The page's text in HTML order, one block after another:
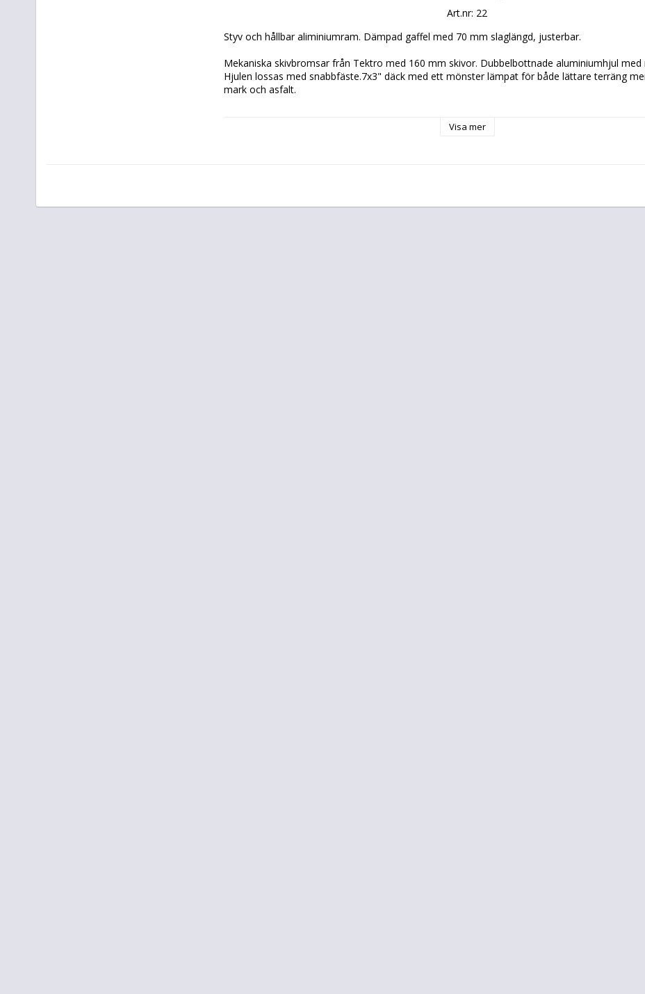
Art.nr: 22
Styv och hållbar aliminiumram. Dämpad gaffel med 70 mm slaglängd, justerbar.
Mekaniska skivbromsar från Tektro med 160 mm skivor. Dubbelbottnade aluminiumhjul med
Hjulen lossas med snabbfäste.7x3" däck med ett mönster lämpat för både lättare terräng
mark och asfalt.
Visa mer